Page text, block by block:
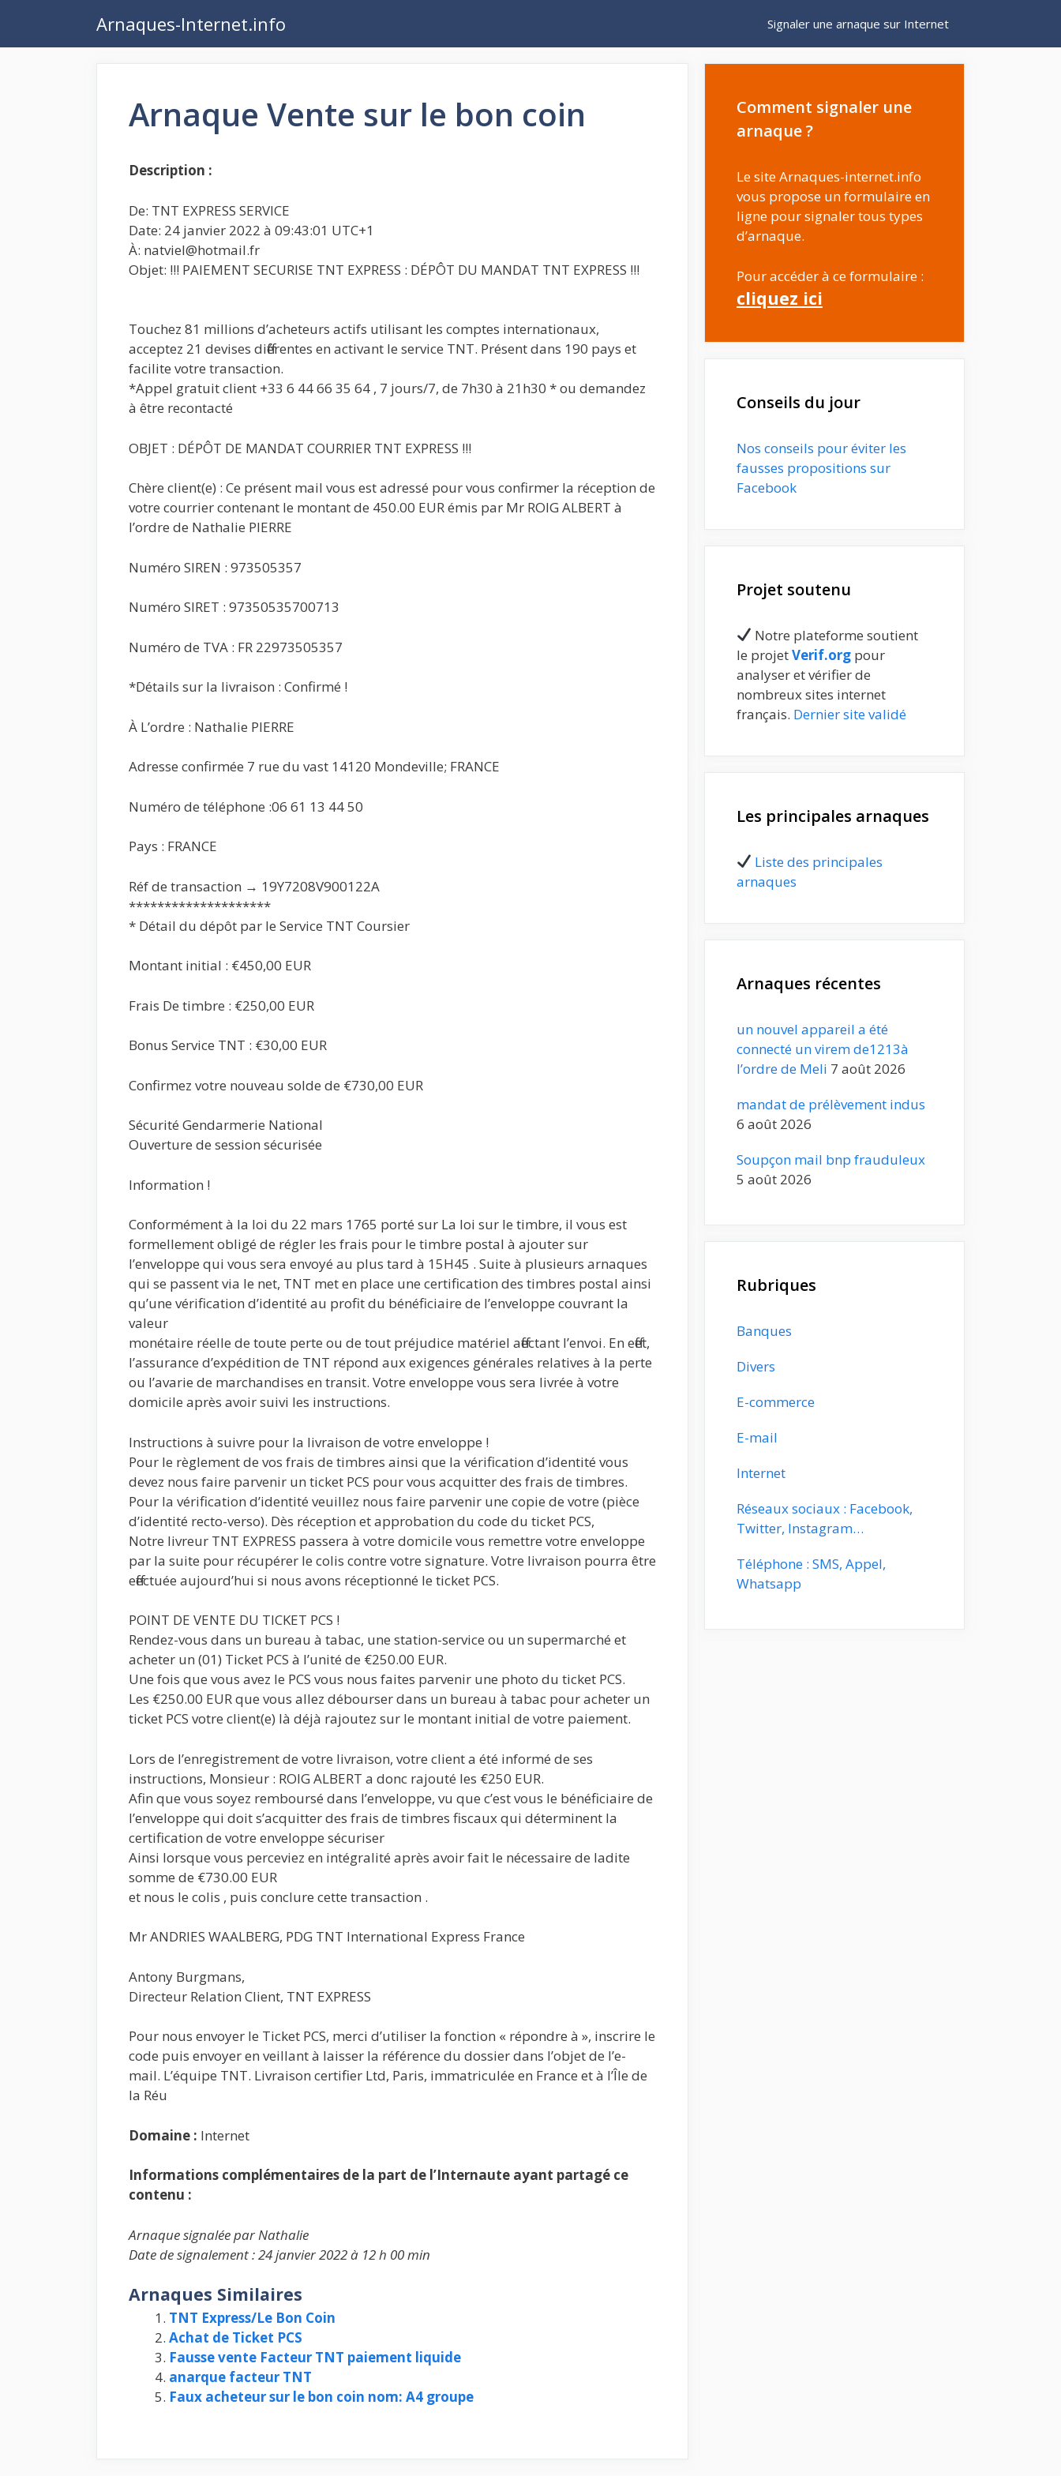
contenu
Arnaques-Internet.info Signaler une arnaque sur Internet
Arnaque Vente sur le bon coin
Description :
De: TNT EXPRESS SERVICE
Date: 24 janvier 2022 à 09:43:01 UTC+1
À: natviel@hotmail.fr
Objet: !!! PAIEMENT SECURISE TNT EXPRESS : DÉPÔT DU MANDAT TNT EXPRESS !!!
Touchez 81 millions d’acheteurs actifs utilisant les comptes internationaux,
acceptez 21 devises différentes en activant le service TNT. Présent dans 190 pays et
facilite votre transaction.
*Appel gratuit client +33 6 44 66 35 64 , 7 jours/7, de 7h30 à 21h30 * ou demandez
à être recontacté
OBJET : DÉPÔT DE MANDAT COURRIER TNT EXPRESS !!!
Chère client(e) : Ce présent mail vous est adressé pour vous confirmer la réception de
votre courrier contenant le montant de 450.00 EUR émis par Mr ROIG ALBERT à
l’ordre de Nathalie PIERRE
Numéro SIREN : 973505357
Numéro SIRET : 97350535700713
Numéro de TVA : FR 22973505357
*Détails sur la livraison : Confirmé !
À L’ordre : Nathalie PIERRE
Adresse confirmée 7 rue du vast 14120 Mondeville; FRANCE
Numéro de téléphone :06 61 13 44 50
Pays : FRANCE
Réf de transaction → 19Y7208V900122A
********************
* Détail du dépôt par le Service TNT Coursier
Montant initial : €450,00 EUR
Frais De timbre : €250,00 EUR
Bonus Service TNT : €30,00 EUR
Confirmez votre nouveau solde de €730,00 EUR
Sécurité Gendarmerie National
Ouverture de session sécurisée
Information !
Conformément à la loi du 22 mars 1765 porté sur La loi sur le timbre, il vous est
formellement obligé de régler les frais pour le timbre postal à ajouter sur
l’enveloppe qui vous sera envoyé au plus tard à 15H45 . Suite à plusieurs arnaques
qui se passent via le net, TNT met en place une certification des timbres postal ainsi
qu’une vérification d’identité au profit du bénéficiaire de l’enveloppe couvrant la
valeur
monétaire réelle de toute perte ou de tout préjudice matériel affectant l’envoi. En effet,
l’assurance d’expédition de TNT répond aux exigences générales relatives à la perte
ou l’avarie de marchandises en transit. Votre enveloppe vous sera livrée à votre
domicile après avoir suivi les instructions.
Instructions à suivre pour la livraison de votre enveloppe !
Pour le règlement de vos frais de timbres ainsi que la vérification d’identité vous
devez nous faire parvenir un ticket PCS pour vous acquitter des frais de timbres.
Pour la vérification d’identité veuillez nous faire parvenir une copie de votre (pièce
d’identité recto-verso). Dès réception et approbation du code du ticket PCS,
Notre livreur TNT EXPRESS passera à votre domicile vous remettre votre enveloppe
par la suite pour récupérer le colis contre votre signature. Votre livraison pourra être
effectuée aujourd’hui si nous avons réceptionné le ticket PCS.
POINT DE VENTE DU TICKET PCS !
Rendez-vous dans un bureau à tabac, une station-service ou un supermarché et
acheter un (01) Ticket PCS à l’unité de €250.00 EUR.
Une fois que vous avez le PCS vous nous faites parvenir une photo du ticket PCS.
Les €250.00 EUR que vous allez débourser dans un bureau à tabac pour acheter un
ticket PCS votre client(e) là déjà rajoutez sur le montant initial de votre paiement.
Lors de l’enregistrement de votre livraison, votre client a été informé de ses
instructions, Monsieur : ROIG ALBERT a donc rajouté les €250 EUR.
Afin que vous soyez remboursé dans l’enveloppe, vu que c’est vous le bénéficiaire de
l’enveloppe qui doit s’acquitter des frais de timbres fiscaux qui déterminent la
certification de votre enveloppe sécuriser
Ainsi lorsque vous perceviez en intégralité après avoir fait le nécessaire de ladite
somme de €730.00 EUR
et nous le colis , puis conclure cette transaction .
Mr ANDRIES WAALBERG, PDG TNT International Express France
Antony Burgmans,
Directeur Relation Client, TNT EXPRESS
Pour nous envoyer le Ticket PCS, merci d’utiliser la fonction « répondre à », inscrire le
code puis envoyer en veillant à laisser la référence du dossier dans l’objet de l’e-
mail. L’équipe TNT. Livraison certifier Ltd, Paris, immatriculée en France et à l’Île de
la Réu
Domaine : Internet
Informations complémentaires de la part de l’Internaute ayant partagé ce
contenu :
Arnaque signalée par Nathalie
Date de signalement : 24 janvier 2022 à 12 h 00 min
Arnaques Similaires
TNT Express/Le Bon Coin
Achat de Ticket PCS
Fausse vente Facteur TNT paiement liquide
anarque facteur TNT
Faux acheteur sur le bon coin nom: A4 groupe
Comment signaler une
arnaque ?
Le site Arnaques-internet.info
vous propose un formulaire en
ligne pour signaler tous types
d’arnaque.
Pour accéder à ce formulaire :
cliquez ici
Conseils du jour
Nos conseils pour éviter les
fausses propositions sur
Facebook
Projet soutenu
Notre plateforme soutient
le projetVerif.org pour
analyser et vérifier de
nombreux sites internet
français. Dernier site validé
Les principales arnaques
Liste des principales
arnaques
Arnaques récentes
un nouvel appareil a été
connecté un virem de1213à
l’ordre de Meli 7 août 2026
mandat de prélèvement indus
6 août 2026
Soupçon mail bnp frauduleux
5 août 2026
Rubriques
Banques
Divers
E-commerce
E-mail
Internet
Réseaux sociaux : Facebook,
Twitter, Instagram…
Téléphone : SMS, Appel,
Whatsapp